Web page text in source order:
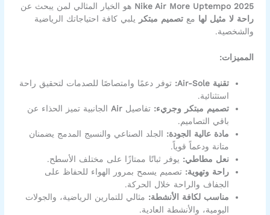
Nike Air More Uptempo 2025 هو الخيار المثالي لمن يبحث عن
راحة لا مثيل لها معتصميم مبتكر
يلبي كافة احتياجاتك الرياضية
والشخصية.
المميزات:
تقنية Air-Sole:
توفر دعمًا وامتصاصًا للصدمات لتحقيق راحة
استثنائية.
تصميم مبتكر وجريء: تفاصيلAir الجانبية تميز الحذاء عن
باقي التصاميم.
مادة عالية الجودة: الجلد الصناعي والنسيج المدمج يضمنان
متانة ودعماً قوياً.
نعل مطاطي: يوفر ثباتًا ممتازًا على مختلف الأسطح.
راحة وتهوية: تصميم يسمح بمرور الهواء للحفاظ على
الجفاف والراحة خلال الحركة.
مناسب لكافة الأنشطة: مثالي للتمارين الرياضية، والجولات
اليومية، والأنشطة العادية.